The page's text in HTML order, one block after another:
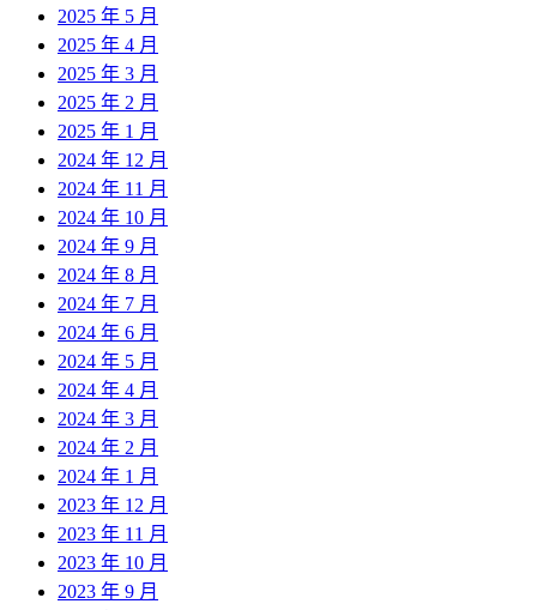
2025 年 5 月
2025 年 4 月
2025 年 3 月
2025 年 2 月
2025 年 1 月
2024 年 12 月
2024 年 11 月
2024 年 10 月
2024 年 9 月
2024 年 8 月
2024 年 7 月
2024 年 6 月
2024 年 5 月
2024 年 4 月
2024 年 3 月
2024 年 2 月
2024 年 1 月
2023 年 12 月
2023 年 11 月
2023 年 10 月
2023 年 9 月